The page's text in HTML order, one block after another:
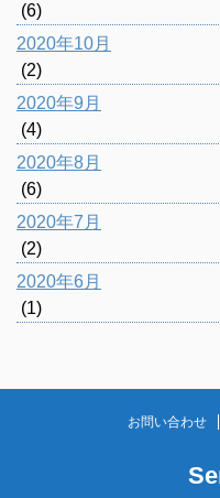
(6)
2020年10月
(2)
2020年9月
(4)
2020年8月
(6)
2020年7月
(2)
2020年6月
(1)
お問い合わせ